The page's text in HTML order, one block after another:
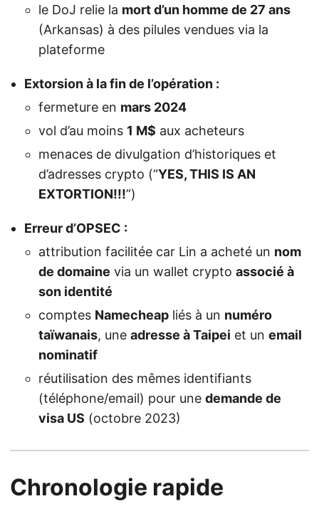
le DoJ relie la mort d’un homme de 27 ans
(Arkansas) à des pilules vendues via la
plateforme
Extorsion à la fin de l’opération :
fermeture en mars 2024
vol d’au moins 1 M$ aux acheteurs
menaces de divulgation d’historiques et
d’adresses crypto (“YES, THIS IS AN
EXTORTION!!!”)
Erreur d’OPSEC :
attribution facilitée car Lin a acheté un nom
de domaine via un wallet crypto associé à
son identité
comptes Namecheap liés à un numéro
taïwanais, une adresse à Taipei et un email
nominatif
réutilisation des mêmes identifiants
(téléphone/email) pour une demande de
visa US (octobre 2023)
Chronologie rapide